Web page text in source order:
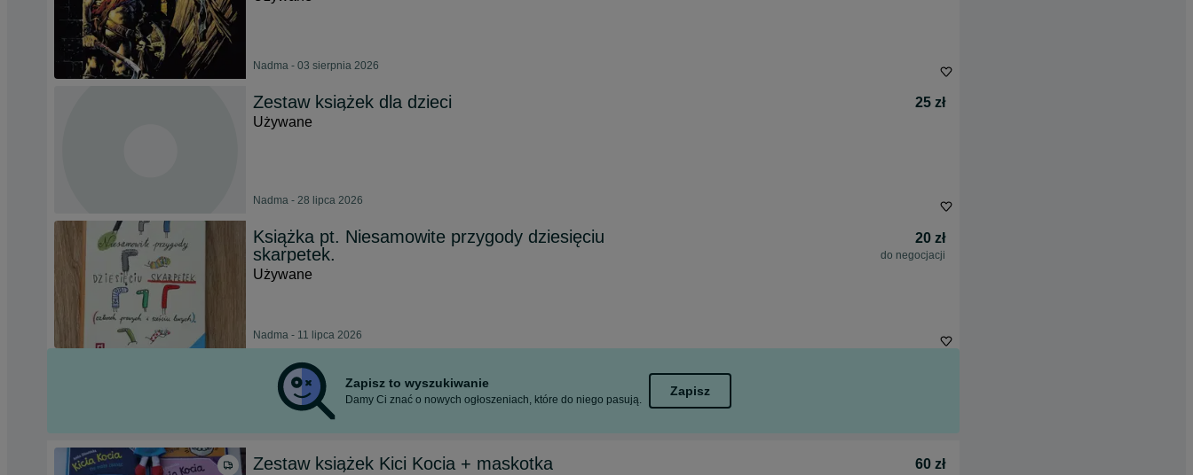
Nadma - 03 sierpnia 2026
Zestaw książek dla dzieci
25 zł
Używane
Nadma - 28 lipca 2026
Książka pt. Niesamowite przygody dziesięciu
skarpetek.
20 zł
do negocjacji
Używane
Nadma - 11 lipca 2026
Zapisz to wyszukiwanie
Damy Ci znać o nowych ogłoszeniach, które do niego pasują.
Zapisz
Zestaw książek Kici Kocia + maskotka
60 zł